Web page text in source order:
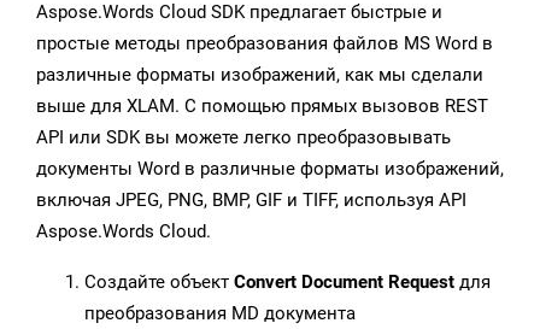
Aspose.Words Cloud SDK предлагает быстрые и
простые методы преобразования файлов MS Word в
различные форматы изображений, как мы сделали
выше для XLAM. С помощью прямых вызовов REST
API или SDK вы можете легко преобразовывать
документы Word в различные форматы изображений,
включая JPEG, PNG, BMP, GIF и TIFF, используя API
Aspose.Words Cloud.
Создайте объект Convert Document Request для
преобразования MD документа